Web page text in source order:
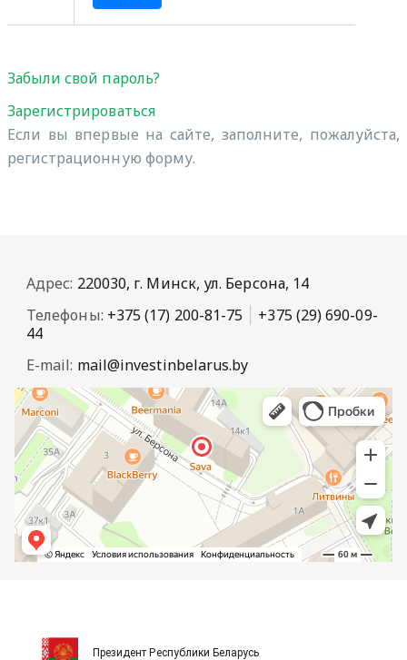
Забыли свой пароль?
Зарегистрироваться
Если вы впервые на сайте, заполните, пожалуйста,
регистрационную форму.
Адрес: 220030, г. Минск, ул. Берсона, 14
Телефоны: +375 (17) 200-81-75
+375 (29) 690-09-
44
E-mail: mail@investinbelarus.by
Президент Республики Беларусь